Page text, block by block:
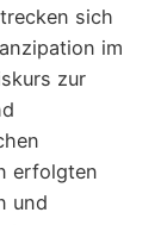
sich
im
zur
erfolgten
und